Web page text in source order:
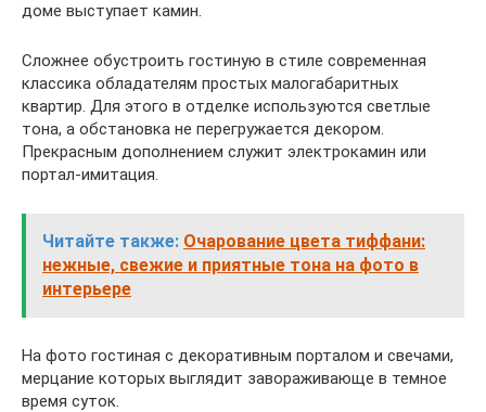
доме выступает камин.
Сложнее обустроить гостиную в стиле современная
классика обладателям простых малогабаритных
квартир. Для этого в отделке используются светлые
тона, а обстановка не перегружается декором.
Прекрасным дополнением служит электрокамин или
портал-имитация.
Читайте также: Очарование цвета тиффани:
нежные, свежие и приятные тона на фото в
интерьере
На фото гостиная с декоративным порталом и свечами,
мерцание которых выглядит завораживающе в темное
время суток.